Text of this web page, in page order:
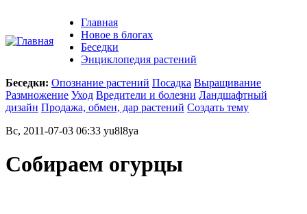
Главная
Новое в блогах
Беседки
Энциклопедия растений
Беседки: Опознание растений Посадка Выращивание
Размножение Уход Вредители и болезни Ландшафтный
дизайн Продажа, обмен, дар растений Создать тему
Вс, 2011-07-03 06:33 yu8l8ya
Собираем огурцы